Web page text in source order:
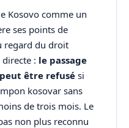
Kosovo comme un
ses points de
regard du droit
: le passage
être refusé si
kosovar sans
de trois mois. Le
non plus reconnu